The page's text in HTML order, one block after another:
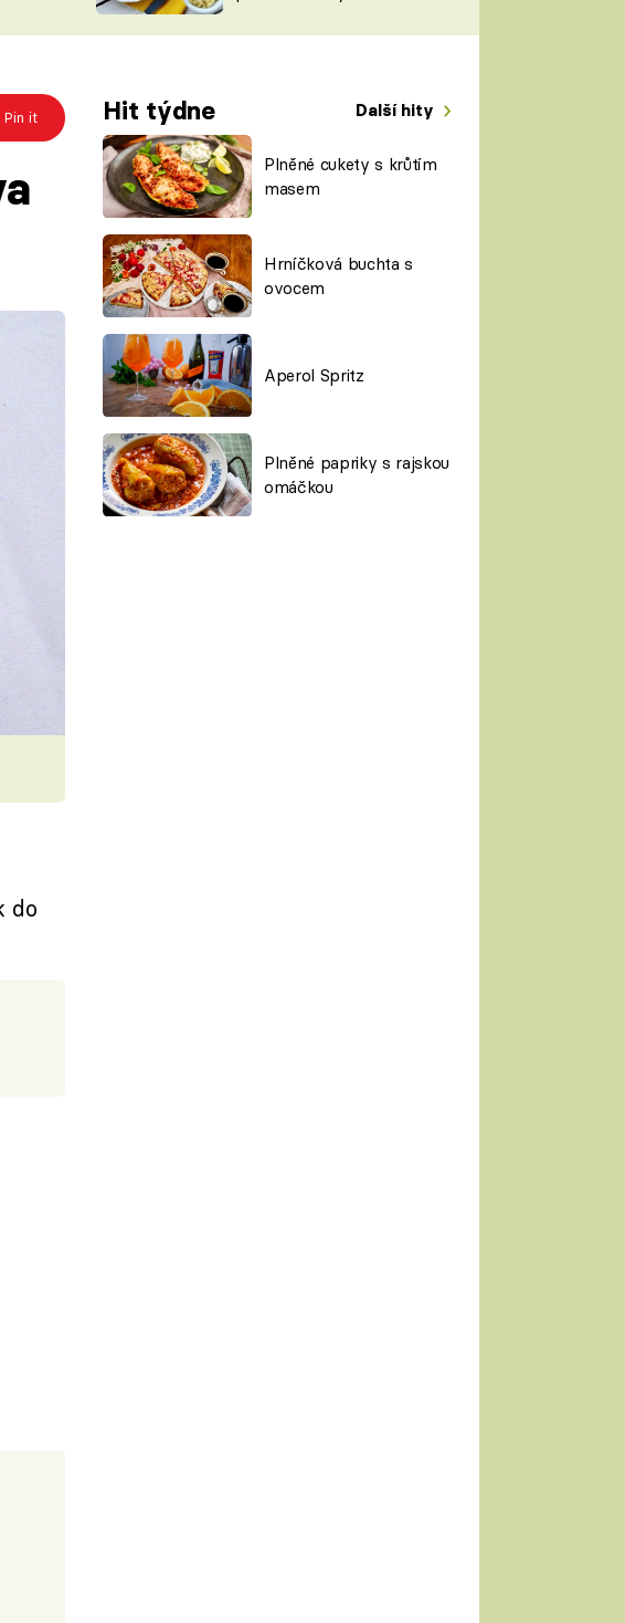
ŠÉFREDAKTORKY
ČASOPIS
Pin it Hit týdne Další hity
Plněné cukety s krůtím
masem
Hrníčková buchta s
ovocem
Aperol Spritz
Plněné papriky s rajskou
omáčkou
do